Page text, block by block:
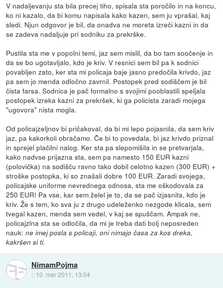
V nadaljevanju sta bila precej tiho, spisala sta poročilo in na koncu,
ko ni kazalo, da bi komu napisala kako kazen, sem ju vprašal, kaj
sledi. Njun odgovor je bil, da onadva ne moreta izreči kazni in da
se zadeva nadaljuje pri sodniku za prekrške.
Pustila sta me v popolni temi, jaz sem mislil, da bo tam soočenje in
da se bo ugotavljalo, kdo je kriv. V resnici sem bil pa k sodnici
povabljen zato, ker sta mi policaja baje jasno predočila krivdo, jaz
pa sem jo menda odločno zavrnil. Postopek pred sodiščem je bil
čista farsa. Sodnica je pač formalno s svojimi pooblastili speljala
postopek izreka kazni za prekršek, ki ga policista zaradi mojega
"ugovora" nista mogla.
Od policajzeljnov bi pričakoval, da bi mi lepo pojasnila, da sem kriv
jaz, pa kakorkoli obračamo. Če bi to povedala, bi jaz krivdo priznal
in sprejel plačilni nalog. Ker sta pa slepomišila in se pretvarjala,
kako nadvse prijazna sta, sem pa namesto 150 EUR kazni
(polovička) na sodišču ravno tako dobil celotno kazen (300 EUR) +
stroške postopka, ki so znašali dobre 100 EUR. Zaradi svojega,
policajske uniforme nevrednega odnosa, sta me oškodovala za
250 EUR! Pa vse, kar sem želel je to, da se pač izjasnita, kdo je
kriv. Že s tem, ko sva ju z drugo udeleženko nezgode klicala, sem
tvegal kazen, menda sem vedel, v kaj se spuščam. Ampak ne,
policajzlna sta se odločila, da mi je treba dati bolj neposreden
nauk:ne imej posla s policaji, oni nimajo časa za kos dreka,
kakršen si ti.
NimamPojma
:: 10. mar 2011, 13:04